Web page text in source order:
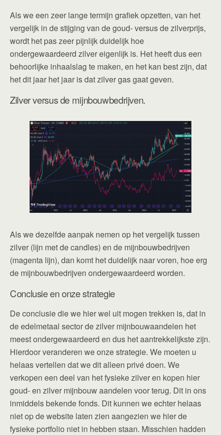
Als we een zeer lange termijn grafiek opzetten, van het
vergelijk in de stijging van de goud- versus de zilverprijs,
wordt het pas zeer pijnlijk duidelijk hoe
ondergewaardeerd zilver eigenlijk is. Het heeft dus een
behoorlijke inhaalslag te maken, en het kan best zijn, dat
het dit jaar het jaar is dat zilver gas gaat geven.
Zilver versus de mijnbouwbedrijven.
Als we dezelfde aanpak nemen op het vergelijk tussen
zilver (lijn met de candles) en de mijnbouwbedrijven
(magenta lijn), dan komt het duidelijk naar voren, hoe erg
de mijnbouwbedrijven ondergewaardeerd worden.
Conclusie en onze strategie
De conclusie die we hier wel uit mogen trekken is, dat in
de edelmetaal sector de zilver mijnbouwaandelen het
meest ondergewaardeerd en dus het aantrekkelijkste zijn.
Hierdoor veranderen we onze strategie. We moeten u
helaas vertellen dat we dit alleen privé doen. We
verkopen een deel van het fysieke zilver en kopen hier
goud- en zilver mijnbouw aandelen voor terug. Dit in ons
inmiddels bekende fonds. Dit kunnen we echter helaas
niet op de website laten zien aangezien we hier de
fysieke portfolio niet in hebben staan. Misschien hadden